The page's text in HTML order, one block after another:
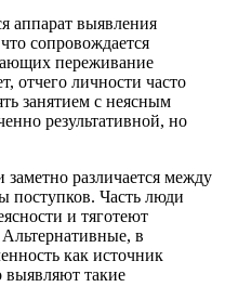
аппарат выявления
сопровождается
переживание
отчего личности часто
занятием с неясным
результативной, но
заметно различается между
поступков. Часть люди
и тяготеют
в
как источник
выявляют такие